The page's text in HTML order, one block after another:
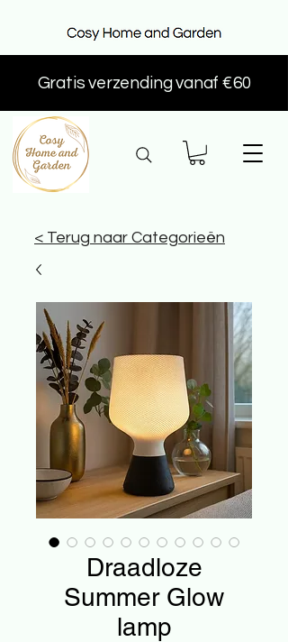
Gratis verzending vanaf €60
< Terug naar Categorieën
Draadloze
Summer Glow
lamp